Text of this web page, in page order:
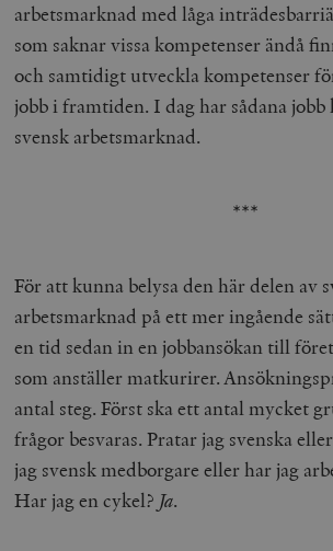
arbetsmarknad med låga
som saknar vissa kompetenser ändå
och samtidigt utveckla kompetenser
jobb i framtiden. I dag har sådana
svensk arbetsmarknad.
***
För att kunna belysa den här delen av
arbetsmarknad på ett mer ingående
en tid sedan in en jobbansökan till
som anställer matkurirer.
antal steg. Först ska ett antal mycket
frågor besvaras. Pratar jag svenska
jag svensk medborgare eller har jag
Har jag en cykel? Ja.